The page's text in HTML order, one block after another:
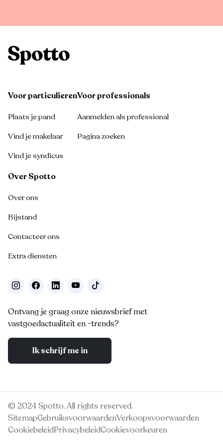
Voor particulieren
Plaats je pand
Vind je makelaar
Vind je syndicus
Voor professionals
Aanmelden als professional
Pagina zoeken
Over Spotto
Over ons
Bijstand
Contacteer ons
Extra diensten
Ontvang je graag onze nieuwsbrief met
vastgoedactualiteit en -trends?
Ik schrijf me in
© 2024 Spotto. All rights reserved.
SitemapGebruiksvoorwaardenVerkoopsvoorwaarden
CookiebeleidPrivacybeleidCookievoorkeuren